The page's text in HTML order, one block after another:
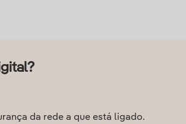
da rede a que está ligado.